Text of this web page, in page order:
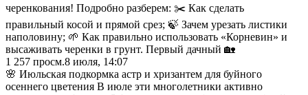
черенкования! Подробно разберем: ✂️ Как сделать
правильный косой и прямой срез; 🍃 Зачем урезать листики
наполовину; 🌱 Как правильно использовать «Корневин» и
высаживать черенки в грунт. Первый дачный 🏡
1 257 просм.8 июля, 14:07
🌸 Июльская подкормка астр и хризантем для буйного
осеннего цветения В июле эти многолетники активно